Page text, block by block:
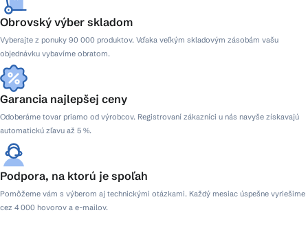
Obrovský výber skladom
Vyberajte z ponuky 90 000 produktov. Vďaka veľkým skladovým zásobám vašu
objednávku vybavíme obratom.
Garancia najlepšej ceny
Odoberáme tovar priamo od výrobcov. Registrovaní zákazníci u nás navyše získavajú
automatickú zľavu až 5 %.
Podpora, na ktorú je spoľah
Pomôžeme vám s výberom aj technickými otázkami. Každý mesiac úspešne vyriešime
cez 4 000 hovorov a e-mailov.